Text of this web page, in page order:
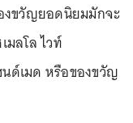
งขวัญยอดนิยมมักจะ
มลโล ไวท์
ด์เมด หรือของขวัญ